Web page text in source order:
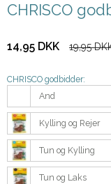
CHRISCO
14,95 DKK 19,95
CHRISCO godbidder:
And
Kylling og Rejer
Tun og Kylling
Tun og Laks